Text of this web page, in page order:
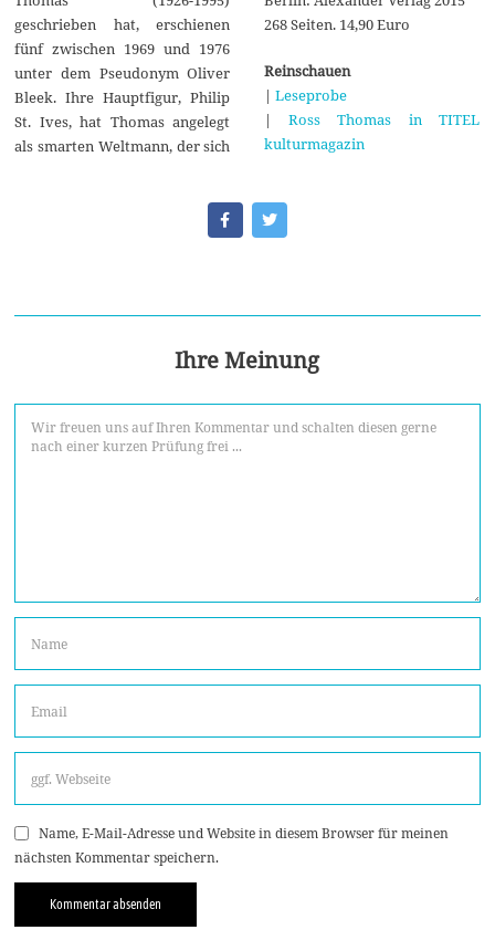
geschrieben hat, erschienen
fünf zwischen 1969 und 1976
unter dem Pseudonym Oliver
Bleek. Ihre Hauptfigur, Philip
St. Ives, hat Thomas angelegt
als smarten Weltmann, der sich
268 Seiten. 14,90 Euro
Reinschauen
| Leseprobe
| Ross Thomas in TITEL
kulturmagazin
Ihre Meinung
Name, E-Mail-Adresse und Website in diesem Browser für meinen
nächsten Kommentar speichern.